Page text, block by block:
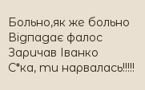
Больно,як же больно
Відпадає фалос
Заричав Іванко
С*ка, ти нарвалась!!!!!